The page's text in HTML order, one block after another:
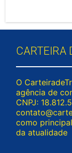
CARTEIRA
O
agência de
CNPJ:
como
da atualidade